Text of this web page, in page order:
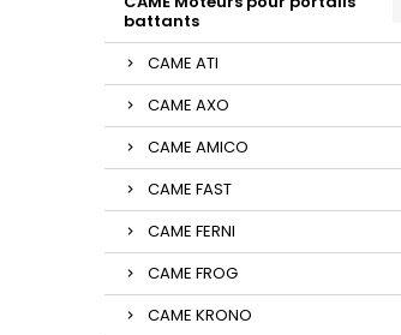
battants
CAME ATI
CAME AXO
CAME AMICO
CAME FAST
CAME FERNI
CAME FROG
CAME KRONO